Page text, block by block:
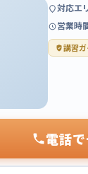
対応エ
営業時
講習
電話